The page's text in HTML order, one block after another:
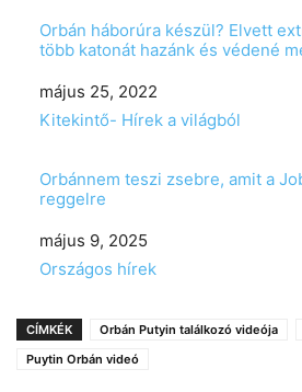
Orbán háborúra készül? Elvett
több katonát hazánk és védené
Date
május 25, 2022
In relation to
Kitekintő- Hírek a világból
Orbánnem teszi zsebre, amit a
reggelre
Date
május 9, 2025
In relation to
Országos hírek
CÍMKÉK Orbán Putyin találkozó videója
Puytin Orbán videó